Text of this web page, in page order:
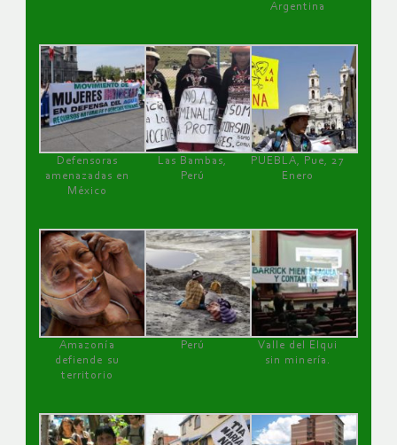
Argentina
Defensoras
amenazadas en
México
Las Bambas,
Perú
PUEBLA, Pue, 27
Enero
Amazonía
defiende su
territorio
Perú
Valle del Elqui
sin minería.